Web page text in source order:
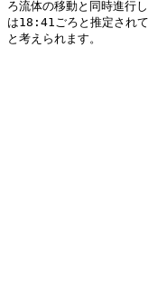
ろ流体の移動と同時進行
は18:41ごろと推定され
と考えられます。
（文責